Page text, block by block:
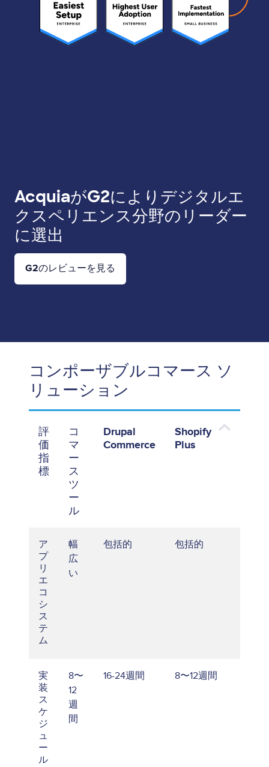
AcquiaがG2によりデジタルエ
クスペリエンス分野のリーダー
に選出
G2のレビューを見る
コンポーザブルコマース ソ
リューション
評
価
指
標
コ
マ
ー
ス
ツ
ー
ル
Drupal
Commerce
Shopify
Plus
ア
プ
リ
エ
コ
シ
ス
テ
ム
幅
広
い
包括的 包括的
実
装
ス
ケ
ジ
ュ
ー
ル
8〜
12
週
間
16-24週間 8〜12週間